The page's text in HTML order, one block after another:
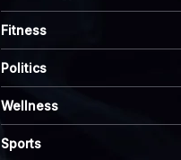
Fitness
Politics
Wellness
Sports